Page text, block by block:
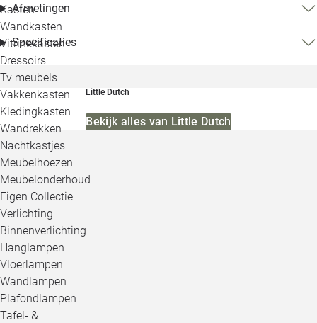
Kasten
Wandkasten
Vitrinekasten
Dressoirs
Tv meubels
Vakkenkasten
Kledingkasten
Wandrekken
Nachtkastjes
Meubelhoezen
Meubelonderhoud
Eigen Collectie
Verlichting
Binnenverlichting
Hanglampen
Vloerlampen
Wandlampen
Plafondlampen
Tafel- &
Afmetingen
Specificaties
Little Dutch
Bekijk alles van Little Dutch